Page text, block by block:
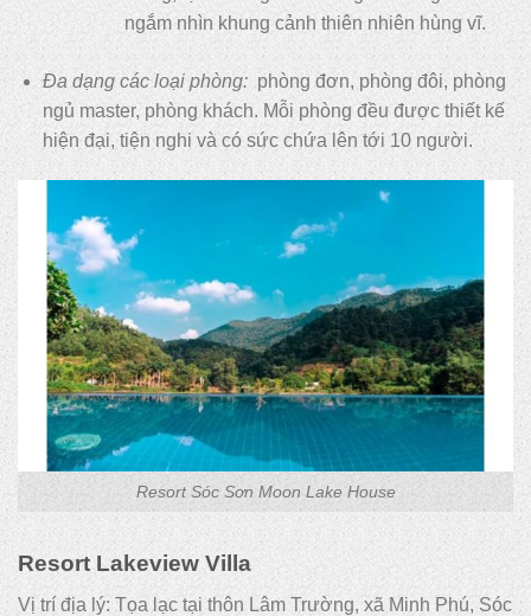
ngắm nhìn khung cảnh thiên nhiên hùng vĩ.
Đa dạng các loại phòng:phòng đơn, phòng đôi, phòng
ngủ master, phòng khách. Mỗi phòng đều được thiết kế
hiện đại, tiện nghi và có sức chứa lên tới 10 người.
Resort Sóc Sơn Moon Lake House
Resort Lakeview Villa
Vị trí địa lý: Tọa lạc tại thôn Lâm Trường, xã Minh Phú, Sóc